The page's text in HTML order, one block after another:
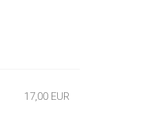
17,00 EUR